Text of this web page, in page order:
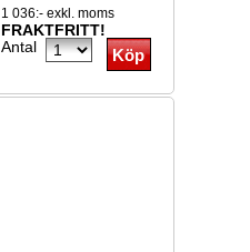
1 036:- exkl. moms
FRAKTFRITT!
Antal